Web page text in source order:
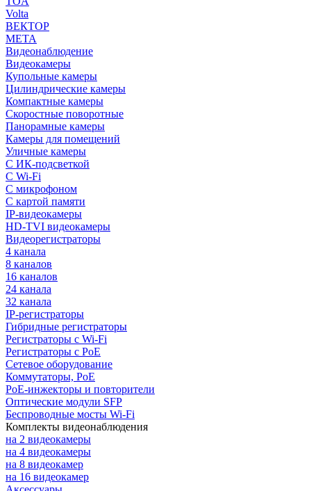
Volta
ВЕКТОР
МЕТА
Видеонаблюдение
Видеокамеры
Купольные камеры
Цилиндрические камеры
Компактные камеры
Скоростные поворотные
Панорамные камеры
Камеры для помещений
Уличные камеры
С ИК-подсветкой
С Wi-Fi
С микрофоном
С картой памяти
IP-видеокамеры
HD-TVI видеокамеры
Видеорегистраторы
4 канала
8 каналов
16 каналов
24 канала
32 канала
IP-регистраторы
Гибридные регистраторы
Регистраторы с Wi-Fi
Регистраторы с PoE
Сетевое оборудование
Коммутаторы, PoE
PoE-инжекторы и повторители
Оптические модули SFP
Беспроводные мосты Wi-Fi
Комплекты видеонаблюдения
на 2 видеокамеры
на 4 видеокамеры
на 8 видеокамер
на 16 видеокамер